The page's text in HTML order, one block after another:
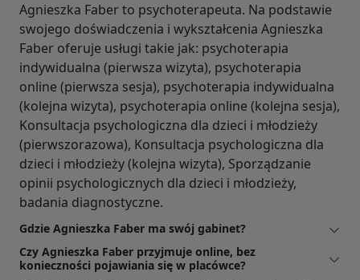
Agnieszka Faber to psychoterapeuta. Na podstawie
swojego doświadczenia i wykształcenia Agnieszka
Faber oferuje usługi takie jak: psychoterapia
indywidualna (pierwsza wizyta), psychoterapia
online (pierwsza sesja), psychoterapia indywidualna
(kolejna wizyta), psychoterapia online (kolejna sesja),
Konsultacja psychologiczna dla dzieci i młodzieży
(pierwszorazowa), Konsultacja psychologiczna dla
dzieci i młodzieży (kolejna wizyta), Sporządzanie
opinii psychologicznych dla dzieci i młodzieży,
badania diagnostyczne.
Gdzie Agnieszka Faber ma swój gabinet?
Czy Agnieszka Faber przyjmuje online, bez
konieczności pojawiania się w placówce?